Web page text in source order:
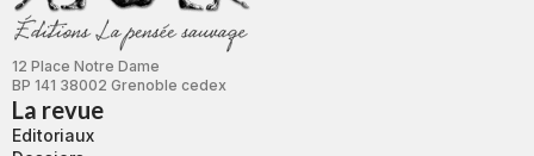
12 Place Notre Dame
BP 141 38002 Grenoble cedex
La revue
Editoriaux